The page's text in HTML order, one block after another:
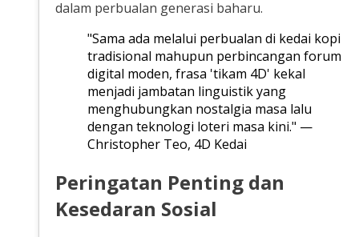
dalam perbualan generasi baharu.
"Sama ada melalui perbualan di kedai kopi
tradisional mahupun perbincangan forum
digital moden, frasa 'tikam 4D' kekal
menjadi jambatan linguistik yang
menghubungkan nostalgia masa lalu
dengan teknologi loteri masa kini." —
Christopher Teo, 4D Kedai
Peringatan Penting dan
Kesedaran Sosial